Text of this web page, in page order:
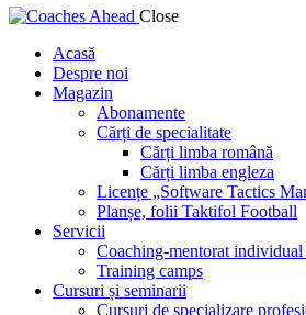
Close
Acasă
Despre noi
Magazin
Abonamente
Cărți de specialitate
Cărți limba română
Cărți limba engleza
Licențe „Software Tactics
Planșe, folii Taktifol Football
Servicii
Coaching-mentorat individual
Training camps
Cursuri și seminarii
Cursuri de specializare